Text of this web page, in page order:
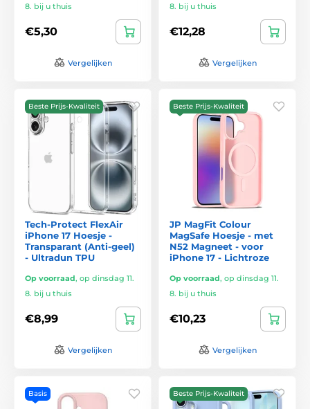
8. bij u thuis
€5,30
Vergelijken
8. bij u thuis
€12,28
Vergelijken
Beste Prijs-Kwaliteit
Tech-Protect FlexAir
iPhone 17 Hoesje -
Transparant (Anti-geel)
- Ultradun TPU
Op voorraad, op dinsdag 11.
8. bij u thuis
€8,99
Vergelijken
Beste Prijs-Kwaliteit
JP MagFit Colour
MagSafe Hoesje - met
N52 Magneet - voor
iPhone 17 - Lichtroze
Op voorraad, op dinsdag 11.
8. bij u thuis
€10,23
Vergelijken
Basis Beste Prijs-Kwaliteit